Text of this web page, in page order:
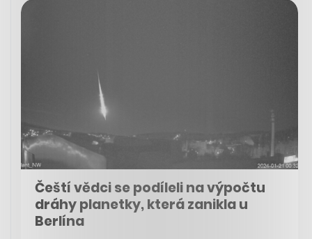
Čeští vědci se podíleli na výpočtu
dráhy planetky, která zanikla u
Berlína